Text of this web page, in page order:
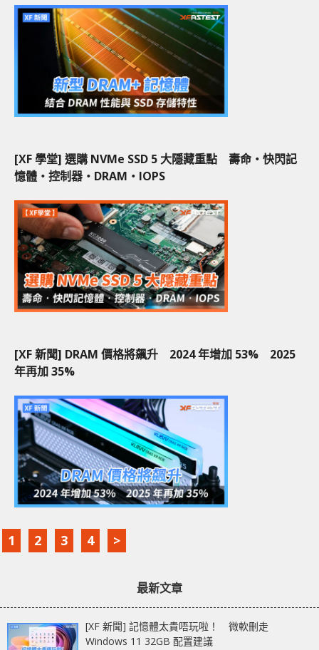
[XF 學堂] 選購 NVMe SSD 5 大隱藏重點 壽命‧快閃記
憶體‧控制器‧DRAM‧IOPS
[XF 新聞] DRAM 價格將飆升 2024 年增加 53% 2025
年再加 35%
1 2 3 4 >
最新文章
[XF 新聞] 記憶體太貴唔玩啦！ 微軟刪走
Windows 11 32GB 配置建議